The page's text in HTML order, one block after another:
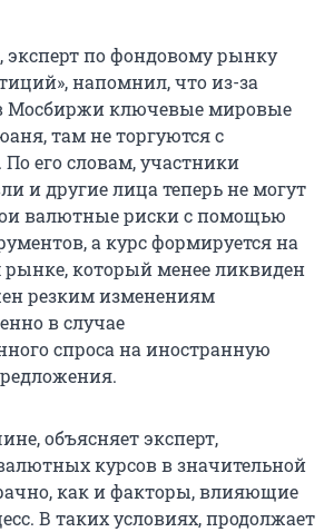
по фондовому рынку
напомнил, что из-за
Мосбиржи ключевые мировые
там не торгуются с
его словам, участники
и другие лица теперь не могут
валютные риски с помощью
а курс формируется на
который менее ликвиден
резким изменениям
в случае
спроса на иностранную
объясняет эксперт,
курсов в значительной
как и факторы, влияющие
В таких условиях, продолжает